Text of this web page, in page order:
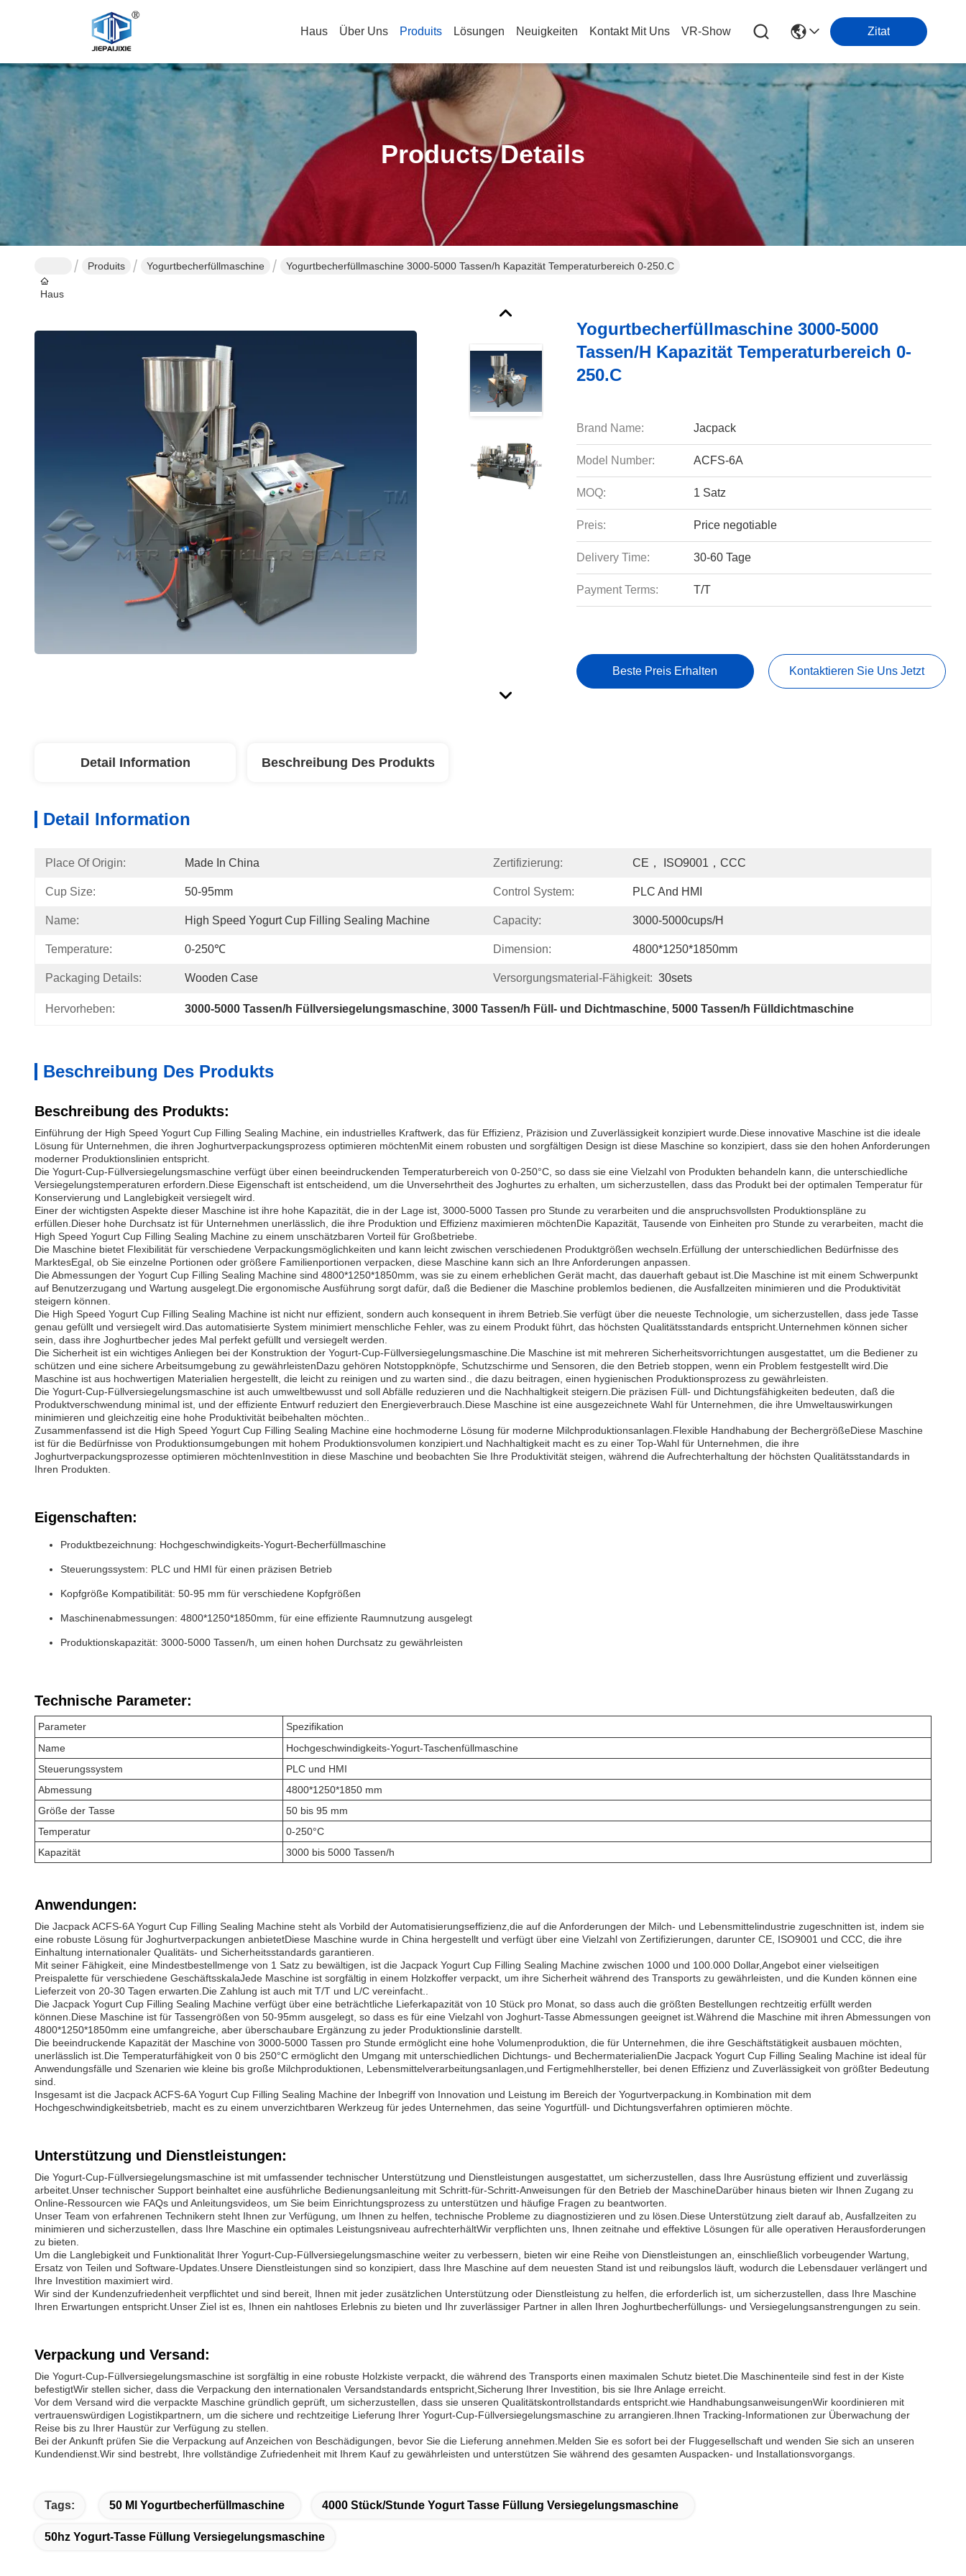
Haus Über Uns Produits Lösungen Neuigkeiten Kontakt Mit Uns VR-Show Zitat
Products Details
Haus
Produits Yogurtbecherfüllmaschine Yogurtbecherfüllmaschine 3000-5000 Tassen/h Kapazität Temperaturbereich 0-250.C
Yogurtbecherfüllmaschine 3000-5000
Tassen/h Kapazität Temperaturbereich 0-
250.C
Brand Name: Jacpack
Model Number: ACFS-6A
MOQ: 1 Satz
Preis: Price negotiable
Delivery Time: 30-60 Tage
Payment Terms: T/T
Beste Preis Erhalten Kontaktieren Sie Uns Jetzt
Detail Information Beschreibung Des Produkts
Detail Information
Place Of Origin: Made In China Zertifizierung: CE， ISO9001，CCC
Cup Size: 50-95mm Control System: PLC And HMI
Name: High Speed Yogurt Cup Filling Sealing Machine Capacity: 3000-5000cups/h
Temperature: 0-250℃ Dimension: 4800*1250*1850mm
Packaging Details: Wooden Case Versorgungsmaterial-Fähigkeit: 30sets
Hervorheben: 3000-5000 Tassen/h Füllversiegelungsmaschine, 3000 Tassen/h Füll- und Dichtmaschine, 5000 Tassen/h Fülldichtmaschine
Beschreibung Des Produkts
Beschreibung des Produkts:
Einführung der High Speed Yogurt Cup Filling Sealing Machine, ein industrielles Kraftwerk, das für Effizienz, Präzision und Zuverlässigkeit konzipiert wurde.Diese innovative Maschine ist die ideale
Lösung für Unternehmen, die ihren Joghurtverpackungsprozess optimieren möchtenMit einem robusten und sorgfältigen Design ist diese Maschine so konzipiert, dass sie den hohen Anforderungen
moderner Produktionslinien entspricht.
Die Yogurt-Cup-Füllversiegelungsmaschine verfügt über einen beeindruckenden Temperaturbereich von 0-250°C, so dass sie eine Vielzahl von Produkten behandeln kann, die unterschiedliche
Versiegelungstemperaturen erfordern.Diese Eigenschaft ist entscheidend, um die Unversehrtheit des Joghurtes zu erhalten, um sicherzustellen, dass das Produkt bei der optimalen Temperatur für
Konservierung und Langlebigkeit versiegelt wird.
Einer der wichtigsten Aspekte dieser Maschine ist ihre hohe Kapazität, die in der Lage ist, 3000-5000 Tassen pro Stunde zu verarbeiten und die anspruchsvollsten Produktionspläne zu
erfüllen.Dieser hohe Durchsatz ist für Unternehmen unerlässlich, die ihre Produktion und Effizienz maximieren möchtenDie Kapazität, Tausende von Einheiten pro Stunde zu verarbeiten, macht die
High Speed Yogurt Cup Filling Sealing Machine zu einem unschätzbaren Vorteil für Großbetriebe.
Die Maschine bietet Flexibilität für verschiedene Verpackungsmöglichkeiten und kann leicht zwischen verschiedenen Produktgrößen wechseln.Erfüllung der unterschiedlichen Bedürfnisse des
MarktesEgal, ob Sie einzelne Portionen oder größere Familienportionen verpacken, diese Maschine kann sich an Ihre Anforderungen anpassen.
Die Abmessungen der Yogurt Cup Filling Sealing Machine sind 4800*1250*1850mm, was sie zu einem erheblichen Gerät macht, das dauerhaft gebaut ist.Die Maschine ist mit einem Schwerpunkt
auf Benutzerzugang und Wartung ausgelegt.Die ergonomische Ausführung sorgt dafür, daß die Bediener die Maschine problemlos bedienen, die Ausfallzeiten minimieren und die Produktivität
steigern können.
Die High Speed Yogurt Cup Filling Sealing Machine ist nicht nur effizient, sondern auch konsequent in ihrem Betrieb.Sie verfügt über die neueste Technologie, um sicherzustellen, dass jede Tasse
genau gefüllt und versiegelt wird.Das automatisierte System minimiert menschliche Fehler, was zu einem Produkt führt, das höchsten Qualitätsstandards entspricht.Unternehmen können sicher
sein, dass ihre Joghurtbecher jedes Mal perfekt gefüllt und versiegelt werden.
Die Sicherheit ist ein wichtiges Anliegen bei der Konstruktion der Yogurt-Cup-Füllversiegelungsmaschine.Die Maschine ist mit mehreren Sicherheitsvorrichtungen ausgestattet, um die Bediener zu
schützen und eine sichere Arbeitsumgebung zu gewährleistenDazu gehören Notstoppknöpfe, Schutzschirme und Sensoren, die den Betrieb stoppen, wenn ein Problem festgestellt wird.Die
Maschine ist aus hochwertigen Materialien hergestellt, die leicht zu reinigen und zu warten sind., die dazu beitragen, einen hygienischen Produktionsprozess zu gewährleisten.
Die Yogurt-Cup-Füllversiegelungsmaschine ist auch umweltbewusst und soll Abfälle reduzieren und die Nachhaltigkeit steigern.Die präzisen Füll- und Dichtungsfähigkeiten bedeuten, daß die
Produktverschwendung minimal ist, und der effiziente Entwurf reduziert den Energieverbrauch.Diese Maschine ist eine ausgezeichnete Wahl für Unternehmen, die ihre Umweltauswirkungen
minimieren und gleichzeitig eine hohe Produktivität beibehalten möchten..
Zusammenfassend ist die High Speed Yogurt Cup Filling Sealing Machine eine hochmoderne Lösung für moderne Milchproduktionsanlagen.Flexible Handhabung der BechergrößeDiese Maschine
ist für die Bedürfnisse von Produktionsumgebungen mit hohem Produktionsvolumen konzipiert.und Nachhaltigkeit macht es zu einer Top-Wahl für Unternehmen, die ihre
Joghurtverpackungsprozesse optimieren möchtenInvestition in diese Maschine und beobachten Sie Ihre Produktivität steigen, während die Aufrechterhaltung der höchsten Qualitätsstandards in
Ihren Produkten.
Eigenschaften:
Produktbezeichnung: Hochgeschwindigkeits-Yogurt-Becherfüllmaschine
Steuerungssystem: PLC und HMI für einen präzisen Betrieb
Kopfgröße Kompatibilität: 50-95 mm für verschiedene Kopfgrößen
Maschinenabmessungen: 4800*1250*1850mm, für eine effiziente Raumnutzung ausgelegt
Produktionskapazität: 3000-5000 Tassen/h, um einen hohen Durchsatz zu gewährleisten
Technische Parameter:
Parameter
Spezifikation
Name
Hochgeschwindigkeits-Yogurt-Taschenfüllmaschine
Steuerungssystem
PLC und HMI
Abmessung
4800*1250*1850 mm
Größe der Tasse
50 bis 95 mm
Temperatur
0-250°C
Kapazität
3000 bis 5000 Tassen/h
Anwendungen:
Die Jacpack ACFS-6A Yogurt Cup Filling Sealing Machine steht als Vorbild der Automatisierungseffizienz,die auf die Anforderungen der Milch- und Lebensmittelindustrie zugeschnitten ist, indem sie
eine robuste Lösung für Joghurtverpackungen anbietetDiese Maschine wurde in China hergestellt und verfügt über eine Vielzahl von Zertifizierungen, darunter CE, ISO9001 und CCC, die ihre
Einhaltung internationaler Qualitäts- und Sicherheitsstandards garantieren.
Mit seiner Fähigkeit, eine Mindestbestellmenge von 1 Satz zu bewältigen, ist die Jacpack Yogurt Cup Filling Sealing Machine zwischen 1000 und 100.000 Dollar,Angebot einer vielseitigen
Preispalette für verschiedene GeschäftsskalaJede Maschine ist sorgfältig in einem Holzkoffer verpackt, um ihre Sicherheit während des Transports zu gewährleisten, und die Kunden können eine
Lieferzeit von 20-30 Tagen erwarten.Die Zahlung ist auch mit T/T und L/C vereinfacht..
Die Jacpack Yogurt Cup Filling Sealing Machine verfügt über eine beträchtliche Lieferkapazität von 10 Stück pro Monat, so dass auch die größten Bestellungen rechtzeitig erfüllt werden
können.Diese Maschine ist für Tassengrößen von 50-95mm ausgelegt, so dass es für eine Vielzahl von Joghurt-Tasse Abmessungen geeignet ist.Während die Maschine mit ihren Abmessungen von
4800*1250*1850mm eine umfangreiche, aber überschaubare Ergänzung zu jeder Produktionslinie darstellt.
Die beeindruckende Kapazität der Maschine von 3000-5000 Tassen pro Stunde ermöglicht eine hohe Volumenproduktion, die für Unternehmen, die ihre Geschäftstätigkeit ausbauen möchten,
unerlässlich ist.Die Temperaturfähigkeit von 0 bis 250°C ermöglicht den Umgang mit unterschiedlichen Dichtungs- und BechermaterialienDie Jacpack Yogurt Cup Filling Sealing Machine ist ideal für
Anwendungsfälle und Szenarien wie kleine bis große Milchproduktionen, Lebensmittelverarbeitungsanlagen,und Fertigmehlhersteller, bei denen Effizienz und Zuverlässigkeit von größter Bedeutung
sind.
Insgesamt ist die Jacpack ACFS-6A Yogurt Cup Filling Sealing Machine der Inbegriff von Innovation und Leistung im Bereich der Yogurtverpackung.in Kombination mit dem
Hochgeschwindigkeitsbetrieb, macht es zu einem unverzichtbaren Werkzeug für jedes Unternehmen, das seine Yogurtfüll- und Dichtungsverfahren optimieren möchte.
Unterstützung und Dienstleistungen:
Die Yogurt-Cup-Füllversiegelungsmaschine ist mit umfassender technischer Unterstützung und Dienstleistungen ausgestattet, um sicherzustellen, dass Ihre Ausrüstung effizient und zuverlässig
arbeitet.Unser technischer Support beinhaltet eine ausführliche Bedienungsanleitung mit Schritt-für-Schritt-Anweisungen für den Betrieb der MaschineDarüber hinaus bieten wir Ihnen Zugang zu
Online-Ressourcen wie FAQs und Anleitungsvideos, um Sie beim Einrichtungsprozess zu unterstützen und häufige Fragen zu beantworten.
Unser Team von erfahrenen Technikern steht Ihnen zur Verfügung, um Ihnen zu helfen, technische Probleme zu diagnostizieren und zu lösen.Diese Unterstützung zielt darauf ab, Ausfallzeiten zu
minimieren und sicherzustellen, dass Ihre Maschine ein optimales Leistungsniveau aufrechterhältWir verpflichten uns, Ihnen zeitnahe und effektive Lösungen für alle operativen Herausforderungen
zu bieten.
Um die Langlebigkeit und Funktionalität Ihrer Yogurt-Cup-Füllversiegelungsmaschine weiter zu verbessern, bieten wir eine Reihe von Dienstleistungen an, einschließlich vorbeugender Wartung,
Ersatz von Teilen und Software-Updates.Unsere Dienstleistungen sind so konzipiert, dass Ihre Maschine auf dem neuesten Stand ist und reibungslos läuft, wodurch die Lebensdauer verlängert und
Ihre Investition maximiert wird.
Wir sind der Kundenzufriedenheit verpflichtet und sind bereit, Ihnen mit jeder zusätzlichen Unterstützung oder Dienstleistung zu helfen, die erforderlich ist, um sicherzustellen, dass Ihre Maschine
Ihren Erwartungen entspricht.Unser Ziel ist es, Ihnen ein nahtloses Erlebnis zu bieten und Ihr zuverlässiger Partner in allen Ihren Joghurtbecherfüllungs- und Versiegelungsanstrengungen zu sein.
Verpackung und Versand:
Die Yogurt-Cup-Füllversiegelungsmaschine ist sorgfältig in eine robuste Holzkiste verpackt, die während des Transports einen maximalen Schutz bietet.Die Maschinenteile sind fest in der Kiste
befestigtWir stellen sicher, dass die Verpackung den internationalen Versandstandards entspricht,Sicherung Ihrer Investition, bis sie Ihre Anlage erreicht.
Vor dem Versand wird die verpackte Maschine gründlich geprüft, um sicherzustellen, dass sie unseren Qualitätskontrollstandards entspricht.wie HandhabungsanweisungenWir koordinieren mit
vertrauenswürdigen Logistikpartnern, um die sichere und rechtzeitige Lieferung Ihrer Yogurt-Cup-Füllversiegelungsmaschine zu arrangieren.Ihnen Tracking-Informationen zur Überwachung der
Reise bis zu Ihrer Haustür zur Verfügung zu stellen.
Bei der Ankunft prüfen Sie die Verpackung auf Anzeichen von Beschädigungen, bevor Sie die Lieferung annehmen.Melden Sie es sofort bei der Fluggesellschaft und wenden Sie sich an unseren
Kundendienst.Wir sind bestrebt, Ihre vollständige Zufriedenheit mit Ihrem Kauf zu gewährleisten und unterstützen Sie während des gesamten Auspacken- und Installationsvorgangs.
Tags: 50 Ml Yogurtbecherfüllmaschine 4000 Stück/Stunde Yogurt Tasse Füllung Versiegelungsmaschine
50hz Yogurt-Tasse Füllung Versiegelungsmaschine